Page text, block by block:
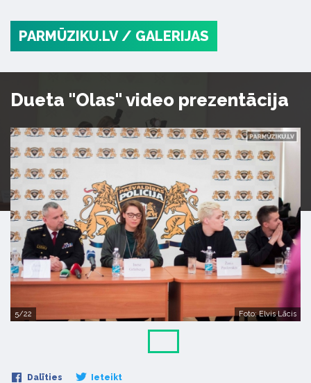
PARMŪZIKU.LV / GALERIJAS
Dueta "Olas" video prezentācija
5/22 Foto: Elvis Lācis
Dalīties Ieteikt